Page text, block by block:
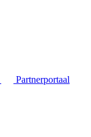
Partnerportaal